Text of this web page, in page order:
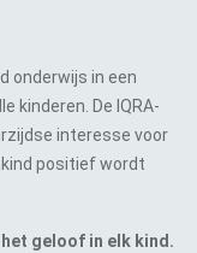
onderwijs in een
kinderen. De IQRA-
interesse voor
positief wordt
geloof in elk kind.